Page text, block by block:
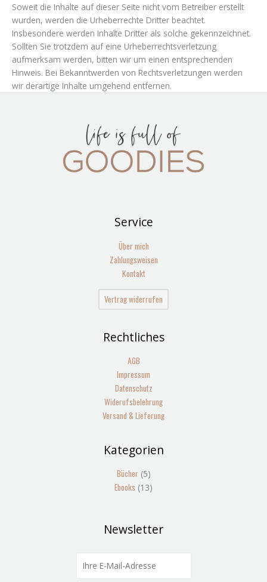
Soweit die Inhalte auf dieser Seite nicht vom Betreiber erstellt
wurden, werden die Urheberrechte Dritter beachtet.
Insbesondere werden Inhalte Dritter als solche gekennzeichnet.
Sollten Sie trotzdem auf eine Urheberrechtsverletzung
aufmerksam werden, bitten wir um einen entsprechenden
Hinweis. Bei Bekanntwerden von Rechtsverletzungen werden
wir derartige Inhalte umgehend entfernen.
Service
Über mich
Zahlungsweisen
Kontakt
Vertrag widerrufen
Rechtliches
AGB
Impressum
Datenschutz
Widerufsbelehrung
Versand & Lieferung
Kategorien
Bücher 5
5
Ebooks 13
13
Newsletter
m